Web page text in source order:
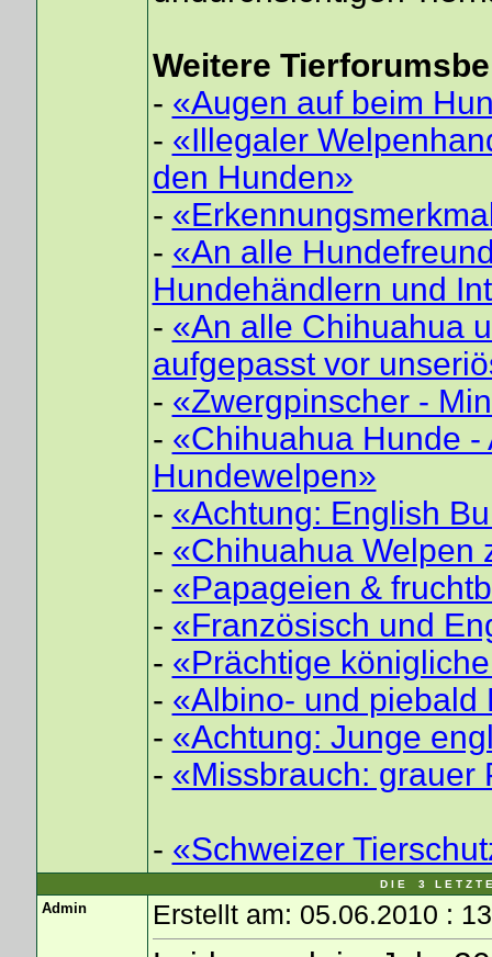
Weitere
- «Augen auf beim
- «Illegaler
den Hunden»
-
- «An alle
Hundehändlern und
- «An alle Chihuahua
aufgepasst vor
- «Zwergpinscher -
- «Chihuahua Hunde
Hundewelpen»
- «Achtung: English
- «Chihuahua Welpen
- «Papageien &
- «Französisch und
- «Prächtige
- «Albino- und piebald
- «Achtung: Junge
- «Missbrauch: grauer
- «Schweizer
D I E 3 L E T Z T
Admin Erstellt am: 05.06.2010 :